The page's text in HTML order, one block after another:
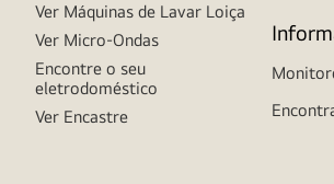
Ver Máquinas de Lavar Loiça
Ver Micro-Ondas
Encontre o seu
eletrodoméstico
Ver Encastre